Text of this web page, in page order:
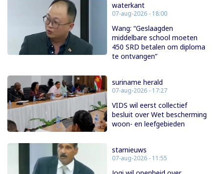
waterkant
07-aug-2026 - 18:00
Wang: “Geslaagden
middelbare school moeten
450 SRD betalen om diploma
te ontvangen”
suriname herald
07-aug-2026 - 17:27
VIDS wil eerst collectief
besluit over Wet bescherming
woon- en leefgebieden
starnieuws
07-aug-2026 - 11:55